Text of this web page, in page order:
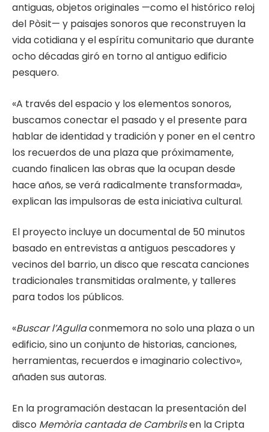
antiguas, objetos originales —como el histórico reloj
del Pòsit— y paisajes sonoros que reconstruyen la
vida cotidiana y el espíritu comunitario que durante
ocho décadas giró en torno al antiguo edificio
pesquero.
«A través del espacio y los elementos sonoros,
buscamos conectar el pasado y el presente para
hablar de identidad y tradición y poner en el centro
los recuerdos de una plaza que próximamente,
cuando finalicen las obras que la ocupan desde
hace años, se verá radicalmente transformada»,
explican las impulsoras de esta iniciativa cultural.
El proyecto incluye un documental de 50 minutos
basado en entrevistas a antiguos pescadores y
vecinos del barrio, un disco que rescata canciones
tradicionales transmitidas oralmente, y talleres
para todos los públicos.
«Buscar l’Agullaconmemora no solo una plaza o un
edificio, sino un conjunto de historias, canciones,
herramientas, recuerdos e imaginario colectivo»,
añaden sus autoras.
En la programación destacan la presentación del
disco Memòria cantada de Cambrilsen la Cripta